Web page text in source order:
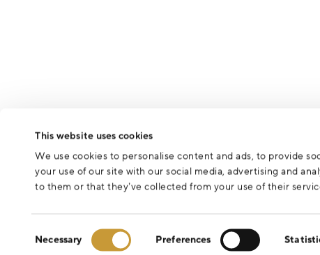
This website uses cookies
We use cookies to personalise content and ads, to provide
your use of our site with our social media, advertising and
to them or that they’ve collected from your use of their
Necessary Preferences